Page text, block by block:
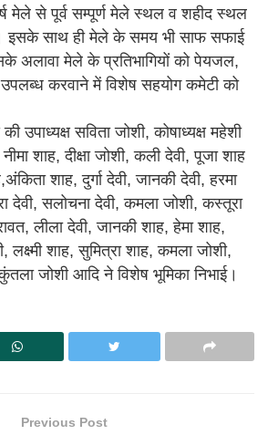
मेले से पूर्व सम्पूर्ण मेले स्थल व शहीद स्थल
इसके साथ ही मेले के समय भी साफ सफाई
अलावा मेले के प्रतिभागियों को पेयजल,
करवाने में विशेष सहयोग कमेटी को
उपाध्यक्ष सविता जोशी, कोषाध्यक्ष महेशी
शाह, दीक्षा जोशी, कली देवी, पूजा शाह
शाह, दुर्गा देवी, जानकी देवी, हरमा
देवी, सलोचना देवी, कमला जोशी, कस्तूरा
लीला देवी, जानकी शाह, हेमा शाह,
लक्ष्मी शाह, सुमित्रा शाह, कमला जोशी,
जोशी आदि ने विशेष भूमिका निभाई।
Previous Post